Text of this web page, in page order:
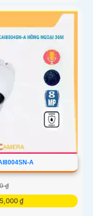
A
₫
₫